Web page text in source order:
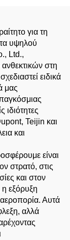
δαχτυλίδι
για τη
υψηλού
Ltd.,
στη
ειδικά
μας
ιδιότητες
Teijin και
και
είναι
στρατό, στις
και στον
εξόρυξη
Αυτά
αλλά